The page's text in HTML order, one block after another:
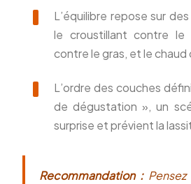
L’équilibre repose sur
le croustillant contre le
contre le gras, et le
L’ordre des couches
de dégustation », un
surprise et prévient la
Recommandation :Pensez